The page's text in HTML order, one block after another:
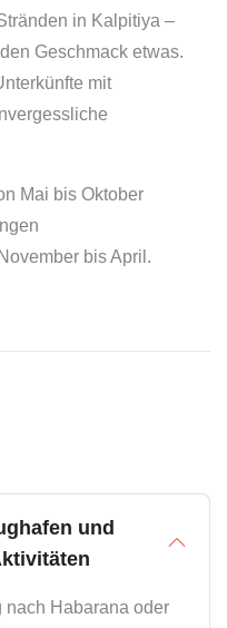
in Kalpitiya –
Geschmack etwas.
mit
Mai bis Oktober
bis April.
und
Habarana oder